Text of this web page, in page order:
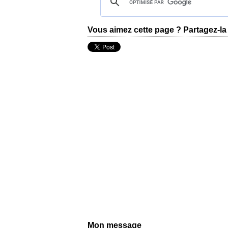
Vous aimez cette page ? Partagez-la
Mon message